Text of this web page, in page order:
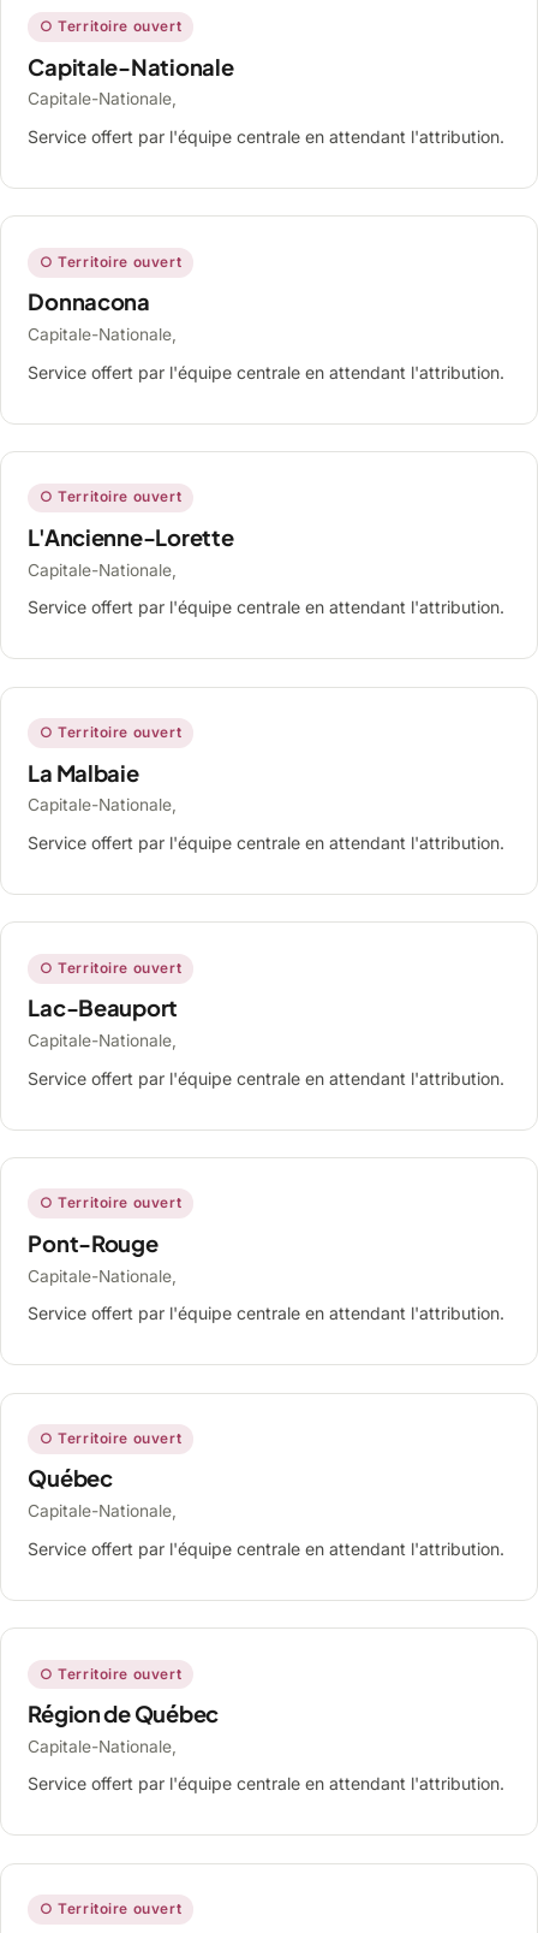
○ Territoire ouvert
Capitale-Nationale
Capitale-Nationale,
Service offert par l'équipe centrale en attendant l'attribution.
○ Territoire ouvert
Donnacona
Capitale-Nationale,
Service offert par l'équipe centrale en attendant l'attribution.
○ Territoire ouvert
L'Ancienne-Lorette
Capitale-Nationale,
Service offert par l'équipe centrale en attendant l'attribution.
○ Territoire ouvert
La Malbaie
Capitale-Nationale,
Service offert par l'équipe centrale en attendant l'attribution.
○ Territoire ouvert
Lac-Beauport
Capitale-Nationale,
Service offert par l'équipe centrale en attendant l'attribution.
○ Territoire ouvert
Pont-Rouge
Capitale-Nationale,
Service offert par l'équipe centrale en attendant l'attribution.
○ Territoire ouvert
Québec
Capitale-Nationale,
Service offert par l'équipe centrale en attendant l'attribution.
○ Territoire ouvert
Région de Québec
Capitale-Nationale,
Service offert par l'équipe centrale en attendant l'attribution.
○ Territoire ouvert